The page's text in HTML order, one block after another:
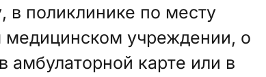
в поликлинике по месту
медицинском учреждении, о
амбулаторной карте или в